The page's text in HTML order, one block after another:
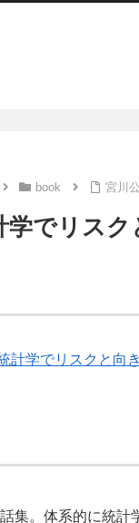
book 宮川
学でリス
計学でリスクと向
集。体系的に統計